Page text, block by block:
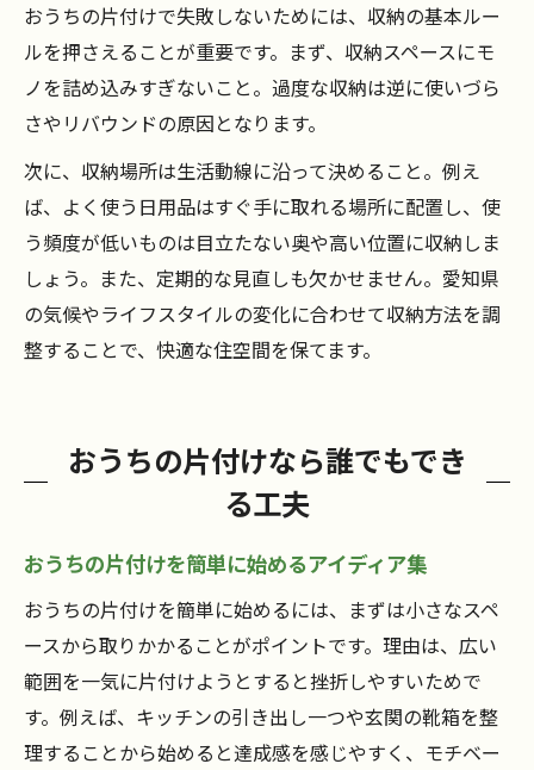
おうちの片付けで失敗しないためには、収納の基本ルー
ルを押さえることが重要です。まず、収納スペースにモ
ノを詰め込みすぎないこと。過度な収納は逆に使いづら
さやリバウンドの原因となります。
次に、収納場所は生活動線に沿って決めること。例え
ば、よく使う日用品はすぐ手に取れる場所に配置し、使
う頻度が低いものは目立たない奥や高い位置に収納しま
しょう。また、定期的な見直しも欠かせません。愛知県
の気候やライフスタイルの変化に合わせて収納方法を調
整することで、快適な住空間を保てます。
おうちの片付けなら誰でもでき
る工夫
おうちの片付けを簡単に始めるアイディア集
おうちの片付けを簡単に始めるには、まずは小さなスペ
ースから取りかかることがポイントです。理由は、広い
範囲を一気に片付けようとすると挫折しやすいためで
す。例えば、キッチンの引き出し一つや玄関の靴箱を整
理することから始めると達成感を感じやすく、モチベー